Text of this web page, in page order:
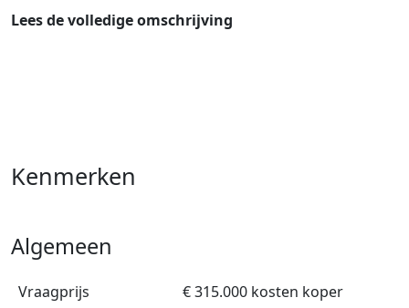
Lees de volledige omschrijving
Algemeen
Vraagprijs
€ 315.000 kosten koper
Kenmerken